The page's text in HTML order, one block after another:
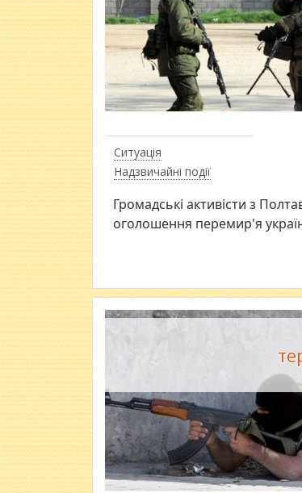
Ситуація
Надзвичайні події
Громадські активісти з
оголошення перемир'я